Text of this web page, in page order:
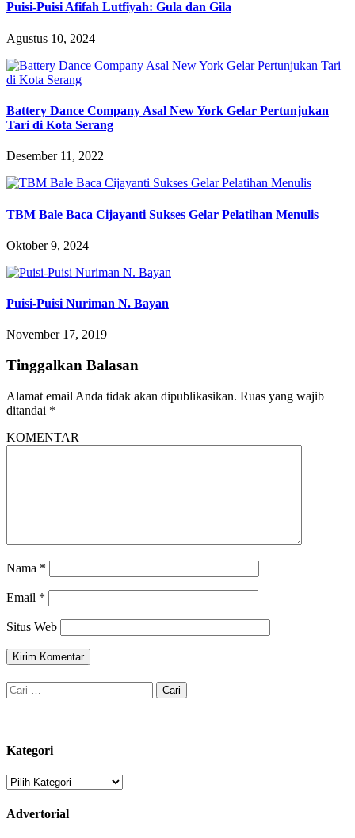
Puisi-Puisi Afifah Lutfiyah: Gula dan Gila
Agustus 10, 2024
Battery Dance Company Asal New York Gelar Pertunjukan
Tari di Kota Serang
Desember 11, 2022
TBM Bale Baca Cijayanti Sukses Gelar Pelatihan Menulis
Oktober 9, 2024
Puisi-Puisi Nuriman N. Bayan
November 17, 2019
Tinggalkan Balasan
Alamat email Anda tidak akan dipublikasikan. Ruas yang wajib
ditandai *
KOMENTAR
Nama *
Email *
Situs Web
Cari
untuk:
Kategori
Kategori
Advertorial